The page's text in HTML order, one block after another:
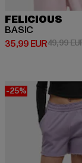
FELICIOUS
BASIC
35,99 EUR
Derzeitiger Preis:
49,99
-25%